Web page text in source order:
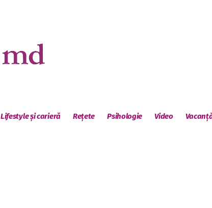
Lifestyle și carieră Rețete Psihologie Video